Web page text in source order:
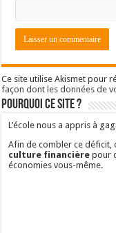
Ce site utilise Akismet pour
façon dont les données de
Pourquoi ce site ?
L’école nous a appris à
Afin de combler ce déficit,
culture financière pour
économies vous-même.